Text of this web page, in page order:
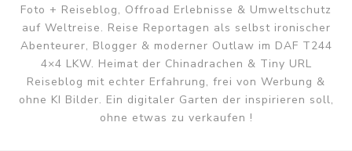
Foto + Reiseblog, Offroad Erlebnisse & Umweltschutz
auf Weltreise. Reise Reportagen als selbst ironischer
Abenteurer, Blogger & moderner Outlaw im DAF T244
4×4 LKW. Heimat der Chinadrachen & Tiny URL
Reiseblog mit echter Erfahrung, frei von Werbung &
ohne KI Bilder. Ein digitaler Garten der inspirieren soll,
ohne etwas zu verkaufen !